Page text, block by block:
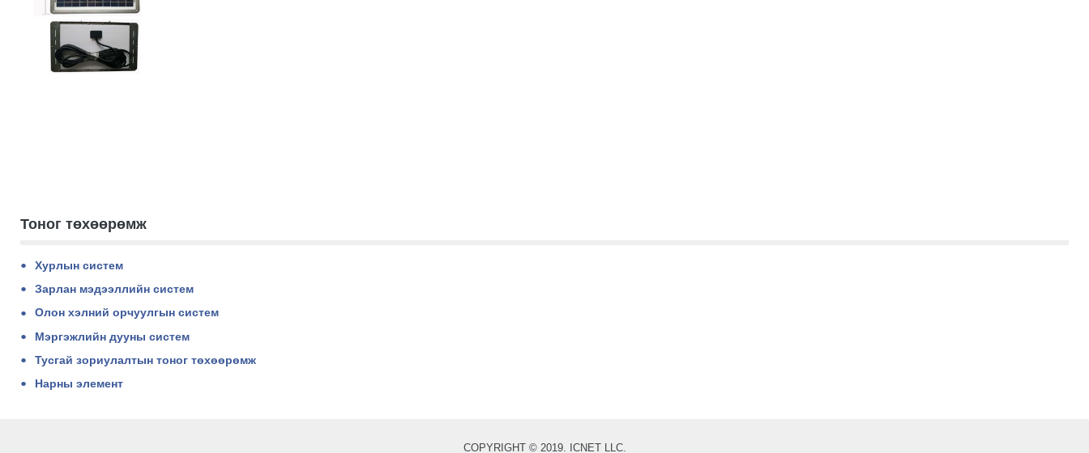
Тоног төхөөрөмж
Хурлын систем
Зарлан мэдээллийн систем
Олон хэлний орчуулгын систем
Мэргэжлийн дууны систем
Тусгай зориулалтын тоног төхөөрөмж
Нарны элемент
COPYRIGHT © 2019. ICNET LLC.